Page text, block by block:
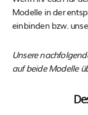
Modelle in der
einbinden bzw.
Unsere
auf beide Modelle